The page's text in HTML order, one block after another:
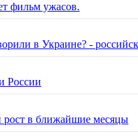
фильм ужасов.
в Украине? -
России
рост в ближайшие месяцы